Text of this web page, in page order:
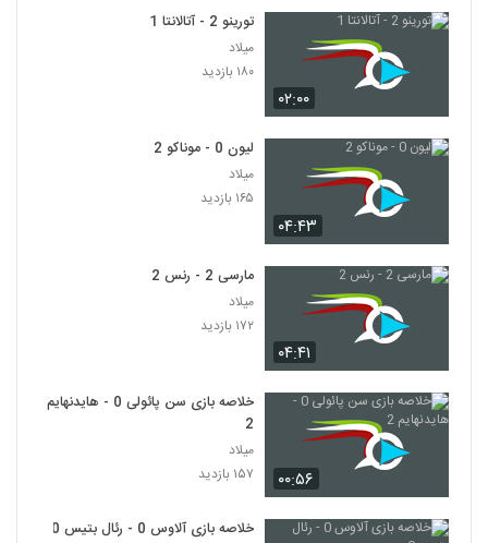
۰۲:۰۰
تورینو 2 - آتالانتا 1
میلاد
۱۸۰ بازدید
۰۴:۴۳
لیون 0 - موناکو 2
میلاد
۱۶۵ بازدید
۰۴:۴۱
مارسی 2 - رنس 2
میلاد
۱۷۲ بازدید
۰۰:۵۶
خلاصه بازی سن پائولی 0 - هایدنهایم
2
میلاد
۱۵۷ بازدید
خلاصه بازی آلاوس 0 - رئال بتیس 0